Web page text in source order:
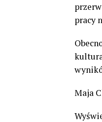
pracy
Maja